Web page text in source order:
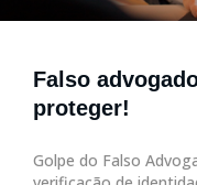
Falso
proteger!
Golpe do Falso